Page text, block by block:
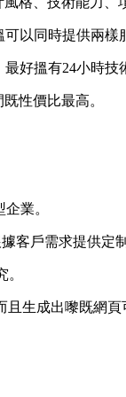
以同時提供兩樣
好搵有24小時技
性價比最高。
業。
客戶需求提供定
生成出嚟既網頁